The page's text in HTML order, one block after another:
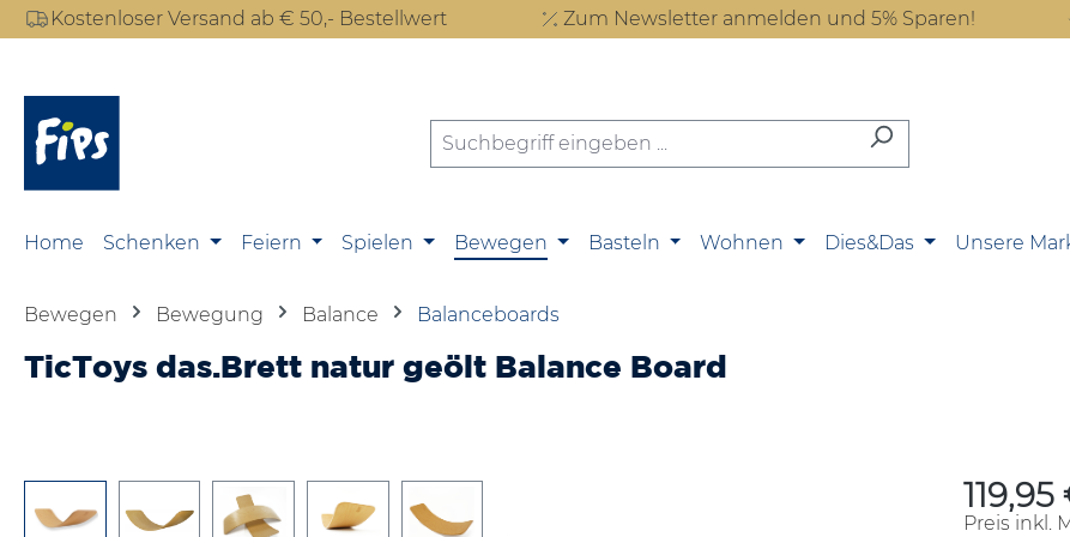
Hauptinhalt springen
Zur Suche springen
Zur Hauptnavigation springen
Kostenloser Versand ab € 50,- Bestellwert Zum Newsletter anmelden und 5% Sparen!
Home Schenken Feiern Spielen Bewegen Basteln Wohnen Dies&Das Unsere
Bewegen Bewegung Balance Balanceboards
TicToys das.Brett natur geölt Balance Board
Bildergalerie überspringen Regulärer
119,95
Preis inkl.